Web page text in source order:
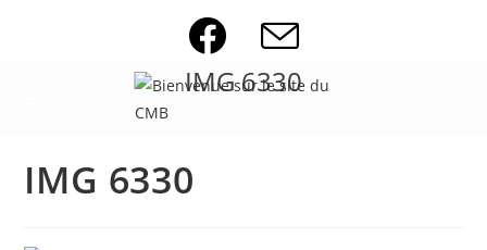
IMG 6330
IMG 6330